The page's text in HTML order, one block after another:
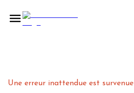
Une erreur inattendue est survenue